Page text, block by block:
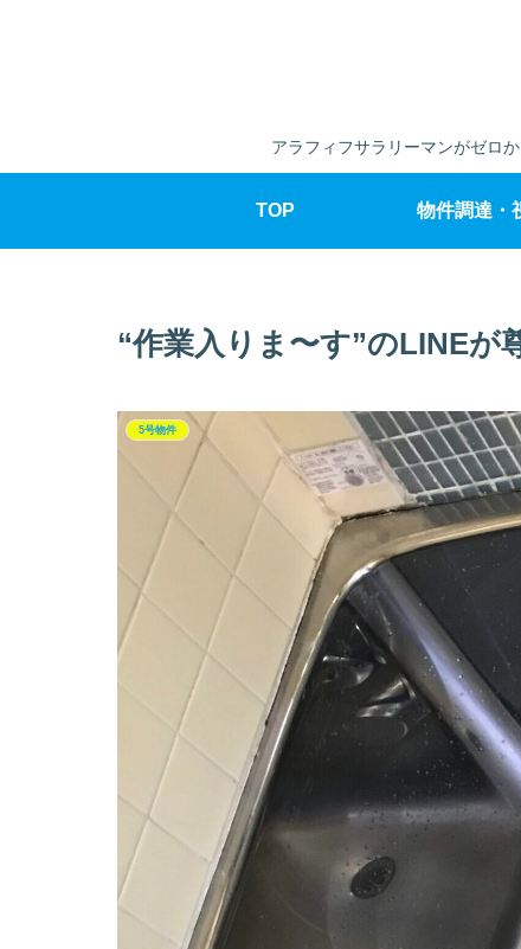
アラフィフサラリーマンがゼロ
TOP 物件調達・
“作業入りま〜す”のLINEが
5号物件